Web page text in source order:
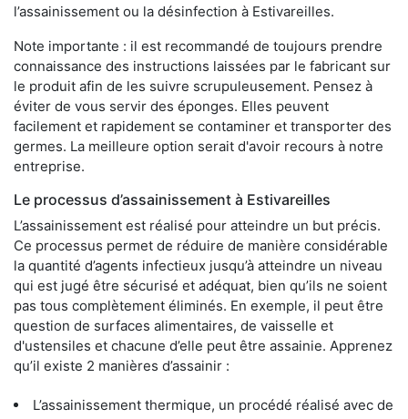
l’assainissement ou la désinfection à Estivareilles.
Note importante : il est recommandé de toujours prendre
connaissance des instructions laissées par le fabricant sur
le produit afin de les suivre scrupuleusement. Pensez à
éviter de vous servir des éponges. Elles peuvent
facilement et rapidement se contaminer et transporter des
germes. La meilleure option serait d'avoir recours à notre
entreprise.
Le processus d’assainissement à Estivareilles
L’assainissement est réalisé pour atteindre un but précis.
Ce processus permet de réduire de manière considérable
la quantité d’agents infectieux jusqu’à atteindre un niveau
qui est jugé être sécurisé et adéquat, bien qu’ils ne soient
pas tous complètement éliminés. En exemple, il peut être
question de surfaces alimentaires, de vaisselle et
d'ustensiles et chacune d’elle peut être assainie. Apprenez
qu’il existe 2 manières d’assainir :
L’assainissement thermique, un procédé réalisé avec de